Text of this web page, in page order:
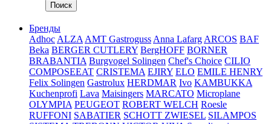
Бренды
Adhoc ALZA AMT Gastroguss Anna Lafarg ARCOS BAF
Beka BERGER CUTLERY BergHOFF BORNER
BRABANTIA Burgvogel Solingen Chef's Choice CILIO
COMPOSEEAT CRISTEMA EJIRY ELO EMILE HENRY
Felix Solingen Gastrolux HERDMAR Ivo KAMBUKKA
Kuchenprofi Lava Maisingers MARCATO Microplane
OLYMPIA PEUGEOT ROBERT WELCH Roesle
RUFFONI SABATIER SCHOTT ZWIESEL SILAMPOS